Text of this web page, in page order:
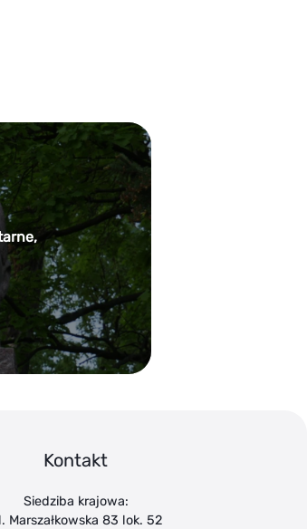
Kontakt
Siedziba krajowa:
Marszałkowska 83 lok. 52